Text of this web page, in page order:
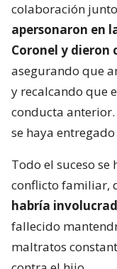
colaboración
apersonaron en
Coronel y dieron
asegurando que
y recalcando que
conducta
se haya
Todo el suceso
conflicto familiar,
habría
fallecido
maltratos